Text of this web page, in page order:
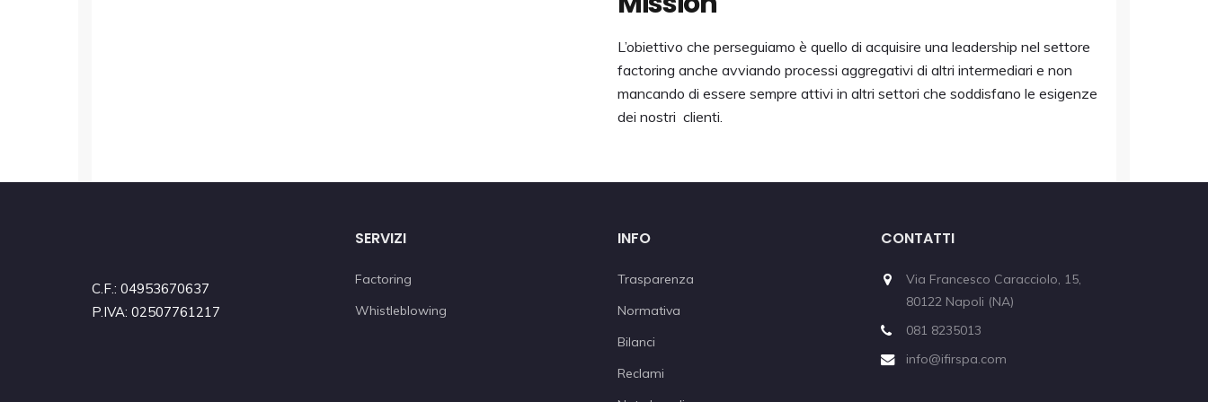
L’obiettivo che perseguiamo è quello di acquisire una leadership nel settore
factoring anche avviando processi aggregativi di altri intermediari e non
mancando di essere sempre attivi in altri settori che soddisfano le esigenze
dei nostri clienti.
C.F.: 04953670637
P.IVA: 02507761217
SERVIZI
Factoring
Whistleblowing
INFO
Trasparenza
Normativa
Bilanci
Reclami
CONTATTI
Via Francesco Caracciolo, 15,
80122 Napoli (NA)
081 8235013
info@ifirspa.com